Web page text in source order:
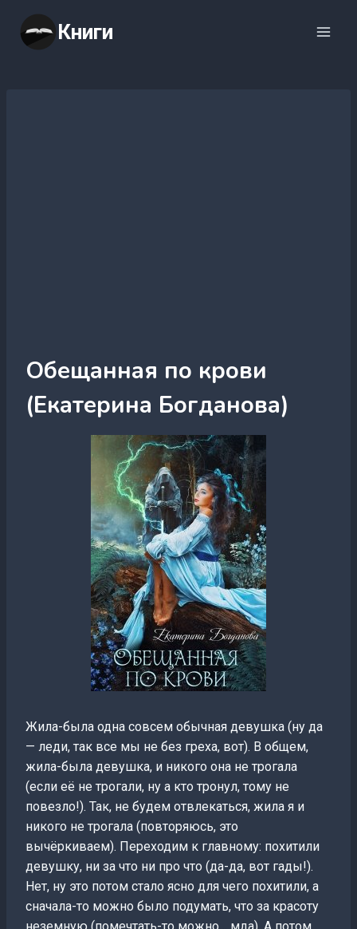
содержимому
Книги
Обещанная по крови
(Екатерина Богданова)
Жила-была одна совсем обычная девушка (ну да
— леди, так все мы не без греха, вот). В общем,
жила-была девушка, и никого она не трогала
(если её не трогали, ну а кто тронул, тому не
повезло!). Так, не будем отвлекаться, жила я и
никого не трогала (повторяюсь, это
вычёркиваем). Переходим к главному: похитили
девушку, ни за что ни про что (да-да, вот гады!).
Нет, ну это потом стало ясно для чего похитили, а
сначала-то можно было подумать, что за красоту